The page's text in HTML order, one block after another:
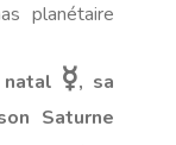
planétaire
natal ☿, sa
Saturne